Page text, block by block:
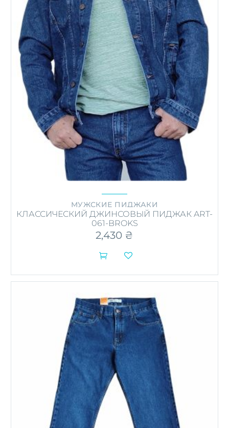
МУЖСКИЕ ПИДЖАКИ
КЛАССИЧЕСКИЙ ДЖИНСОВЫЙ ПИДЖАК ART-
061-BROKS
2,430 ₴

товар
вариаций.
Опции
можно
выбрать
на
странице
товара.
